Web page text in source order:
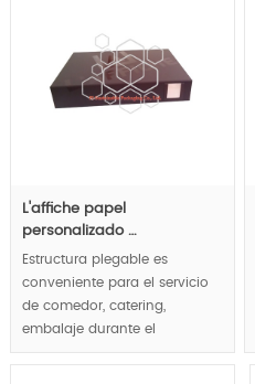
diseño fácil de usar.
MOQ:1000pcs.
L'affiche papel
personalizado …
Estructura plegable es
conveniente para el servicio
de comedor, catering,
embalaje durante el
transporte. Mientras tanto,